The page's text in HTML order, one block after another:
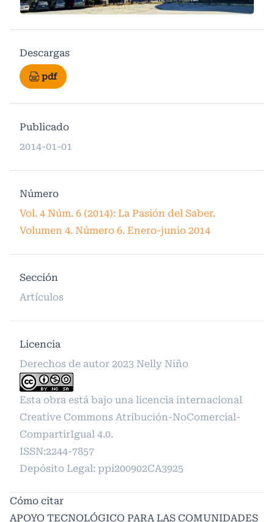
Descargas
pdf
Publicado
2014-01-01
Número
Vol. 4 Núm. 6 (2014): La Pasión del Saber.
Volumen 4. Número 6. Enero-junio 2014
Sección
Artículos
Licencia
Derechos de autor 2023 Nelly Niño
Esta obra está bajo una licencia internacional
Creative Commons Atribución-NoComercial-
CompartirIgual 4.0.
ISSN:2244-7857
Depósito Legal: ppi200902CA3925
Cómo citar
APOYO TECNOLÓGICO PARA LAS COMUNIDADES